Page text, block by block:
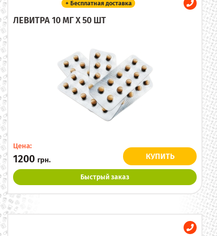
+ Бесплатная доставка
ЛЕВИТРА 10 МГ X 50 ШТ
Цена:
1200 грн. КУПИТЬ
Быстрый заказ